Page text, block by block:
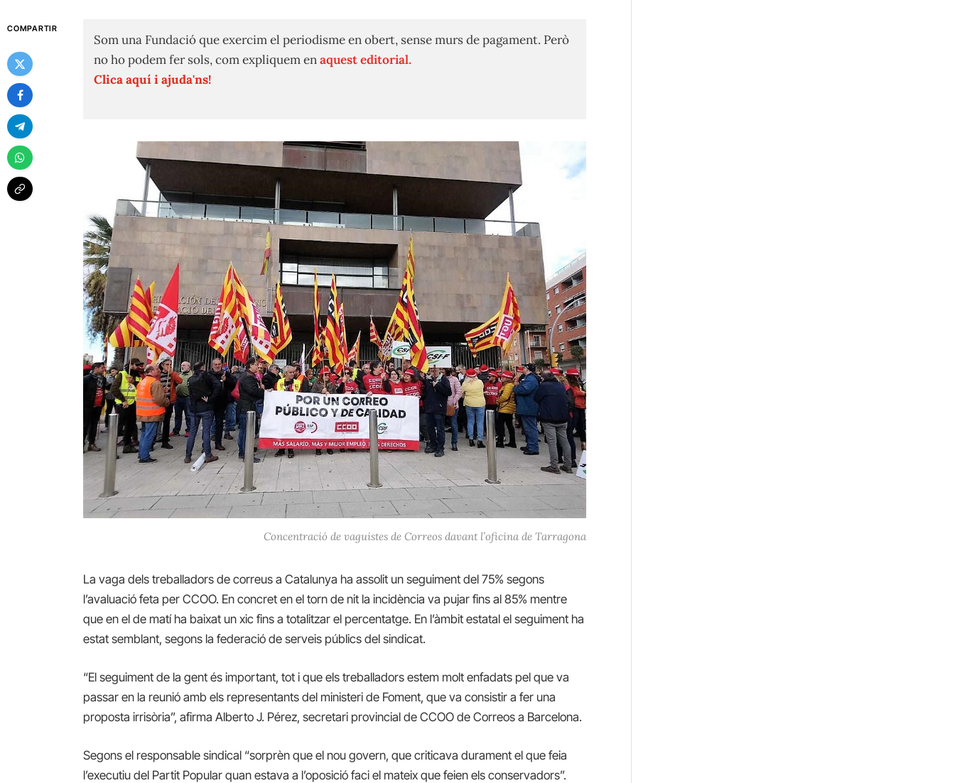
COMPARTIR
Som una Fundació que exercim el periodisme en obert, sense murs de pagament. Però
no ho podem fer sols, com expliquem enaquest editorial.
Clica aquí i ajuda'ns!
Concentració de vaguistes de Correos davant l’oficina de Tarragona
La vaga dels treballadors de correus a Catalunya ha assolit un seguiment del 75% segons
l’avaluació feta per CCOO. En concret en el torn de nit la incidència va pujar fins al 85% mentre
que en el de matí ha baixat un xic fins a totalitzar el percentatge. En l’àmbit estatal el seguiment ha
estat semblant, segons la federació de serveis públics del sindicat.
“El seguiment de la gent és important, tot i que els treballadors estem molt enfadats pel que va
passar en la reunió amb els representants del ministeri de Foment, que va consistir a fer una
proposta irrisòria”, afirma Alberto J. Pérez, secretari provincial de CCOO de Correos a Barcelona.
Segons el responsable sindical “sorprèn que el nou govern, que criticava durament el que feia
l’executiu del Partit Popular quan estava a l’oposició faci el mateix que feien els conservadors”.